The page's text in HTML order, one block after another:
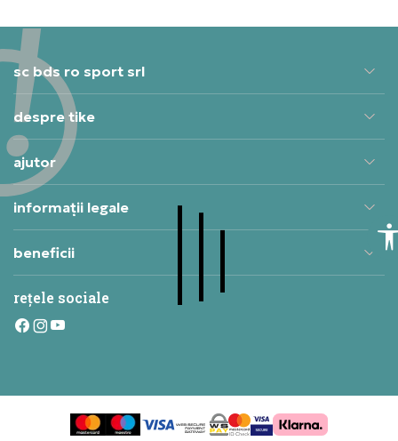
sc bds ro sport srl
despre tike
ajutor
informații legale
beneficii
rețele sociale